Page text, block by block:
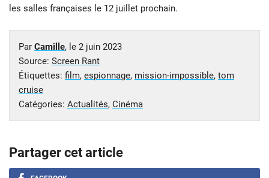
les salles françaises le 12 juillet prochain.
Par Camille, le 2 juin 2023
Source: Screen Rant
Étiquettes: film, espionnage, mission-impossible, tom
cruise
Catégories: Actualités, Cinéma
Partager cet article